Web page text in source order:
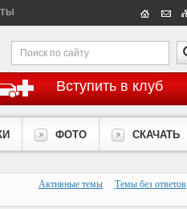
Вступить в клуб
ФОТО СКАЧАТЬ
Активные темы Темы без ответов